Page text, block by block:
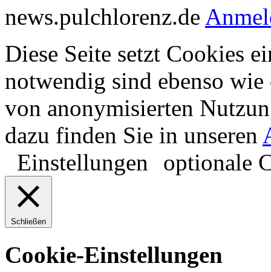
news.pulchlorenz.de
Diese Seite setzt Cookies
notwendig sind ebenso
von anonymisierten
dazu finden Sie in unseren
Einstellungen
optionale
Schließen
Cookie-Einstellungen